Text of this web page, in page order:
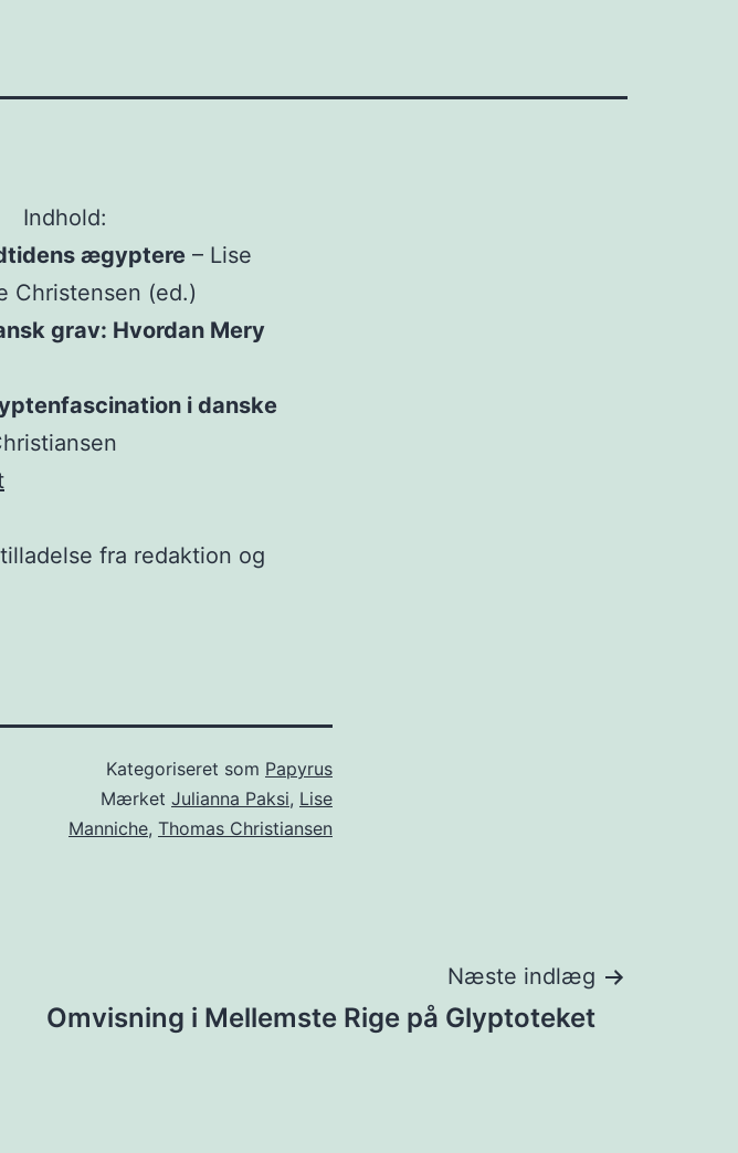
Indhold:
ægyptere – Lise
Christensen (ed.)
grav: Hvordan Mery
i danske
fra redaktion og
Kategoriseret som Papyrus
Mærket Julianna Paksi, Lise
Manniche, Thomas Christiansen
Næste indlæg
Omvisning i Mellemste Rige på Glyptoteket